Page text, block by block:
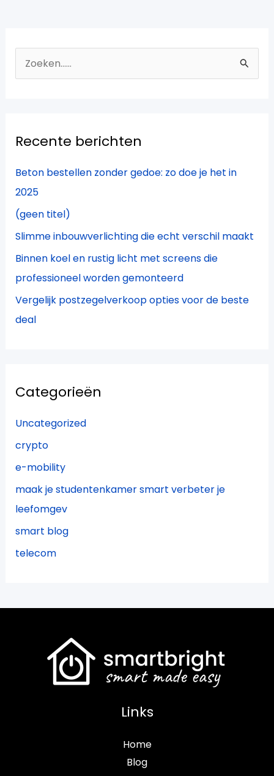
n
Recente berichten
Beton bestellen zonder gedoe: zo doe je het in
2025
(geen titel)
Slimme inbouwverlichting die echt verschil maakt
Binnen koel en rustig licht met screens die
professioneel worden gemonteerd
Vergelijk postzegelverkoop opties voor de beste
deal
Categorieën
Uncategorized
crypto
e-mobility
maak je studentenkamer smart verbeter je
leefomgev
smart blog
telecom
Links
Home
Blog